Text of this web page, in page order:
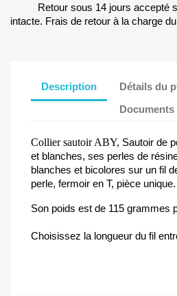
Retour sous 14 jours accepté
intacte. Frais de retour à la charge
Description
Détails du
Collier sautoir ABY, Sautoir de
et blanches, ses perles de
blanches et bicolores sur un fil
perle, fermoir en T, pièce unique.
Son poids est de 115 grammes
Choisissez la longueur du fil